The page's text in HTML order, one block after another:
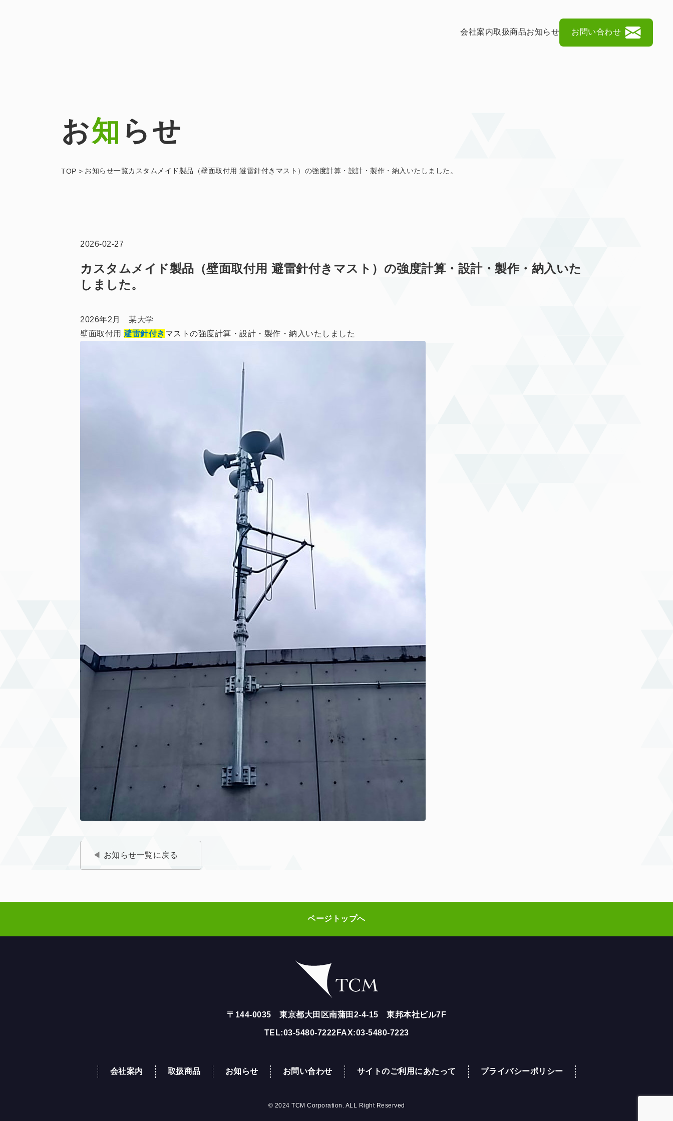
会社案内取扱商品お知らせ お問い合わせ
お知 らせ
TOP お知らせ一覧カスタムメイド製品（壁面取付用 避雷針付きマスト）の強度計算・設計・製作・納入いたしました。
2026-02-27
カスタムメイド製品（壁面取付用 避雷針付きマスト）の強度計算・設計・製作・納入いた
しました。
2026年2月 某大学
壁面取付用 避雷針付き マストの強度計算・設計・製作・納入いたしました
お知らせ一覧に戻る
ページトップへ
〒144-0035 東京都大田区南蒲田2-4-15 東邦本社ビル7F
TEL:03-5480-7222 FAX:03-5480-7223
会社案内 取扱商品 お知らせ お問い合わせ サイトのご利用にあたって プライバシーポリシー
© 2024 TCM Corporation. ALL Right Reserved